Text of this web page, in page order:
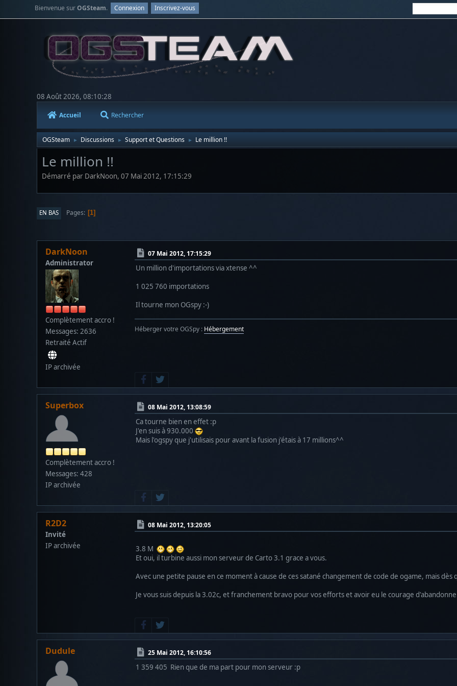
Bienvenue surOGSteam. Connexion Inscrivez-vous
08 Août 2026, 08:10:28
Accueil Rechercher
OGSteam ► Discussions ► Support et Questions ► Le million !!
Le million !!
Démarré par DarkNoon, 07 Mai 2012, 17:15:29
EN BAS Pages 1
DarkNoon
Administrator
Complètement accro !
Messages: 2636
Retraité Actif
IP archivée
07 Mai 2012, 17:15:29
Un million d'importations via xtense ^^
1 025 760 importations
Il tourne mon OGspy :-)
Héberger votre OGSpy : Hébergement
Superbox
Complètement accro !
Messages: 428
IP archivée
08 Mai 2012, 13:08:59
Ca tourne bien en effet :p
J'en suis à 930.000
Mais l'ogspy que j'utilisais pour avant la fusion j'étais à 17 millions^^
R2D2
Invité
IP archivée
08 Mai 2012, 13:20:05
3.8 M
Et oui, il turbine aussi mon serveur de Carto 3.1 grace a vous.
Avec une petite pause en ce moment à cause de ces satané changement de code de ogame, mais
Je vous suis depuis la 3.02c, et franchement bravo pour vos efforts et avoir eu le courage
Dudule 25 Mai 2012, 16:10:56
1 359 405 Rien que de ma part pour mon serveur :p